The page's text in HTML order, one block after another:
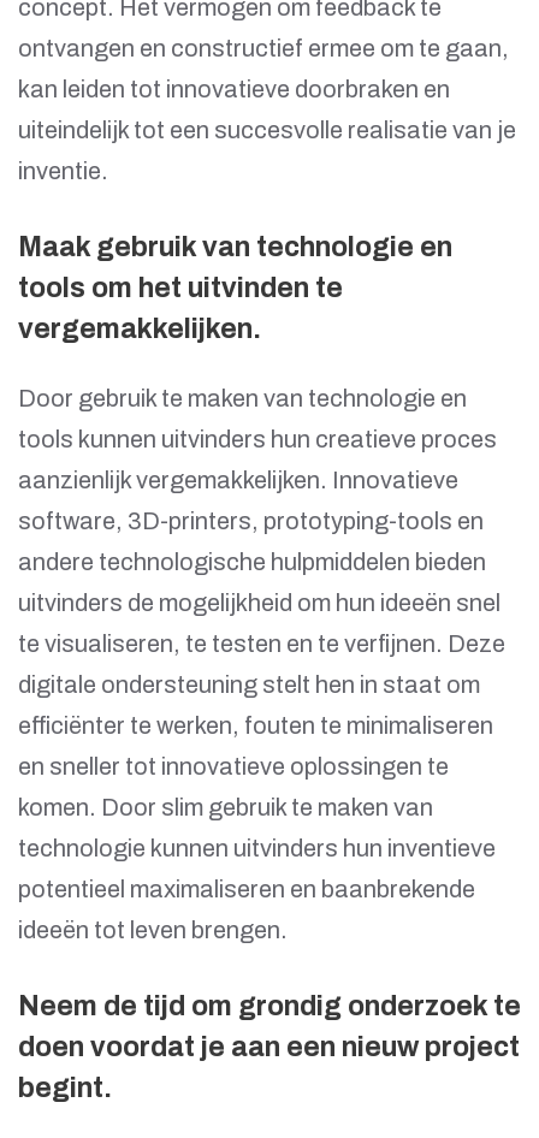
concept. Het vermogen om feedback te
ontvangen en constructief ermee om te gaan,
kan leiden tot innovatieve doorbraken en
uiteindelijk tot een succesvolle realisatie van je
inventie.
Maak gebruik van technologie en
tools om het uitvinden te
vergemakkelijken.
Door gebruik te maken van technologie en
tools kunnen uitvinders hun creatieve proces
aanzienlijk vergemakkelijken. Innovatieve
software, 3D-printers, prototyping-tools en
andere technologische hulpmiddelen bieden
uitvinders de mogelijkheid om hun ideeën snel
te visualiseren, te testen en te verfijnen. Deze
digitale ondersteuning stelt hen in staat om
efficiënter te werken, fouten te minimaliseren
en sneller tot innovatieve oplossingen te
komen. Door slim gebruik te maken van
technologie kunnen uitvinders hun inventieve
potentieel maximaliseren en baanbrekende
ideeën tot leven brengen.
Neem de tijd om grondig onderzoek te
doen voordat je aan een nieuw project
begint.